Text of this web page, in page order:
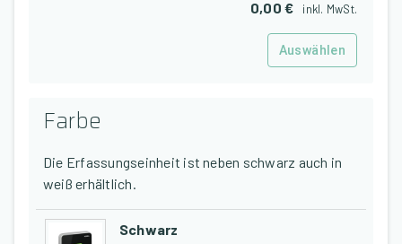
0,00 € inkl. MwSt.
Auswählen
Farbe
Die Erfassungseinheit ist neben schwarz auch in
weiß erhältlich.
Schwarz